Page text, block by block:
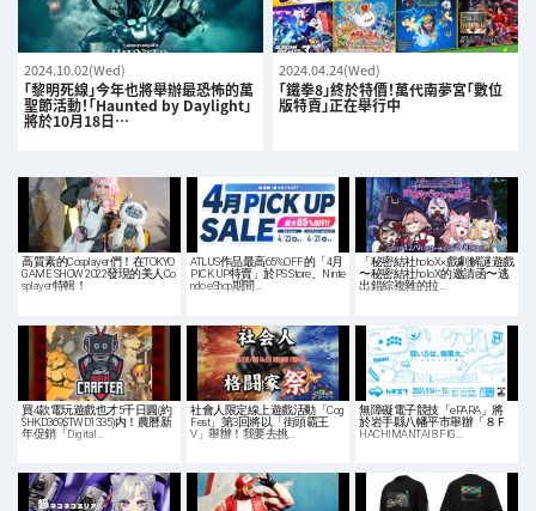
2024.10.02(Wed)
「黎明死線」今年也將舉辦最恐怖的萬
聖節活動！「Haunted by Daylight」
將於10月18日…
2024.04.24(Wed)
「鐵拳8」終於特價！萬代南夢宮「數位
版特賣」正在舉行中
高質素的Cosplayer們！在TOKYO
GAME SHOW 2022發現的美人Co
splayer特輯！
ATLUS作品最高65%OFF的「4月
PICK UP特賣」於PS Store、Ninte
ndo eShop期間…
「秘密結社holoX×戲劇解謎遊戲
〜秘密結社holoX的邀請函〜逃
出錯綜複雜的拉…
買4款電玩遊戲也才5千日圓(約
$HKD369,$TWD1335)内！農曆新
年促銷「Digital…
社會人限定線上遊戲活動「Cog
Fest」第3回將以「街頭霸王
V」舉辦！我要去挑…
無障礙電子競技「ePARA」將
於岩手縣八幡平市舉辦「８Ｆ
HACHIMANTAI 8 FIG…